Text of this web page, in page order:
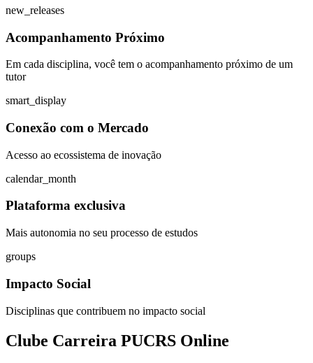
new_releases
Acompanhamento Próximo
Em cada disciplina, você tem o acompanhamento próximo de um
tutor
smart_display
Conexão com o Mercado
Acesso ao ecossistema de inovação
calendar_month
Plataforma exclusiva
Mais autonomia no seu processo de estudos
groups
Impacto Social
Disciplinas que contribuem no impacto social
Clube Carreira PUCRS Online